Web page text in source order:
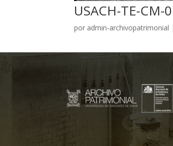
USACH-TE-CM-
por admin-archivopatrimonial